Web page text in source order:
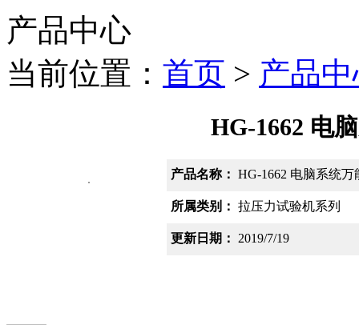
产品中心
当前位置： 首页 > 产品
HG-1662 电
产品名称： HG-1662 电脑系统
所属类别： 拉压力试验机系列
更新日期： 2019/7/19